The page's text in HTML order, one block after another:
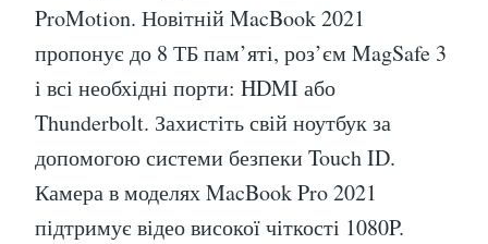
ProMotion. Новітній MacBook 2021
пропонує до 8 ТБ пам’яті, роз’єм MagSafe 3
і всі необхідні порти: HDMI або
Thunderbolt. Захистіть свій ноутбук за
допомогою системи безпеки Touch ID.
Камера в моделях MacBook Pro 2021
підтримує відео високої чіткості 1080P.